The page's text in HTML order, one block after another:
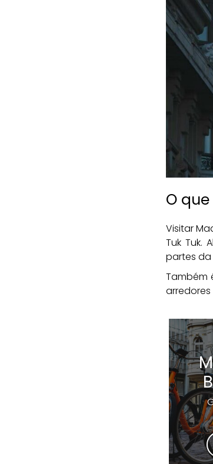
O
Visitar
Tuk Tuk.
partes
Também